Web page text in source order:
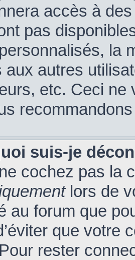
accès à
pas
la
aux autres
etc. Ceci
suis-je
cochez pas la
lors de
au forum que
que votre
rester